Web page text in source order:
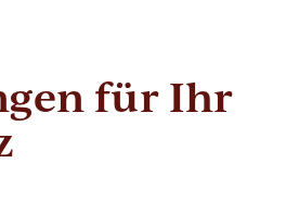
für Ihr